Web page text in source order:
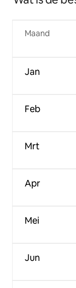
Maand
Jan
Feb
Mrt
Apr
Mei
Jun